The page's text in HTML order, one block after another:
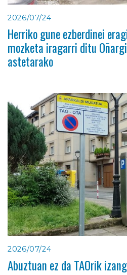
2026/07/24
Herriko gune ezberdinei
mozketa iragarri ditu
astetarako
2026/07/24
Abuztuan ez da TAOrik